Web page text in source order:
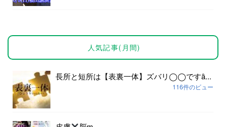
人気記事(月間)
長所と短所は【表裏一体】ズバリ◯◯ですȃ...
116件のビュー